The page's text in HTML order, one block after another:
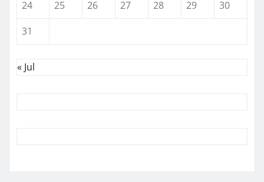
24 25 26 27 28 29
30
31
« Jul